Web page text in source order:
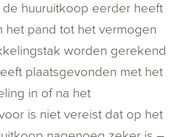
huuruitkoop eerder heeft
het pand tot het vermogen
worden gerekend
plaatsgevonden met het
in of na het
is niet vereist dat op het